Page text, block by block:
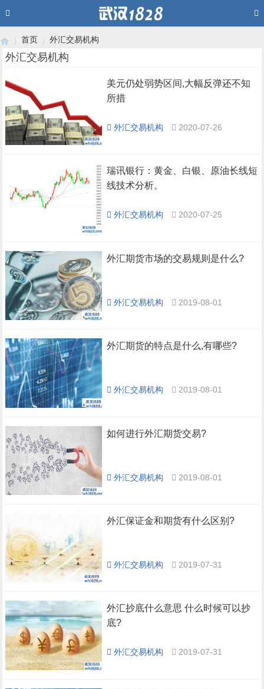
›
首页 外汇交易机构
外汇交易机构
美元仍处弱势区间,大幅反弹还不知
所措
外汇交易机构 2020-07-26
瑞讯银行：黄金、白银、原油长线短
线技术分析。
外汇交易机构 2020-07-25
外汇期货市场的交易规则是什么?
外汇交易机构 2019-08-01
外汇期货的特点是什么,有哪些?
外汇交易机构 2019-08-01
如何进行外汇期货交易?
外汇交易机构 2019-08-01
外汇保证金和期货有什么区别?
外汇交易机构 2019-07-31
外汇抄底什么意思 什么时候可以抄
底?
外汇交易机构 2019-07-31